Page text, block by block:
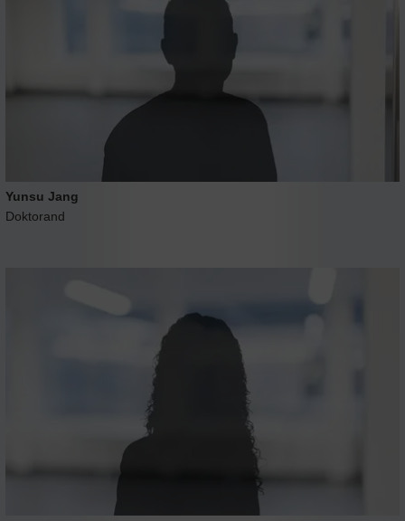
Yunsu Jang
Doktorand